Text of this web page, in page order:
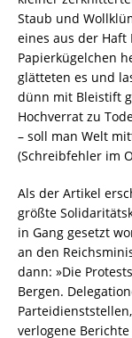
Staub und
eines aus der Haft
Papierkügelchen
glätteten es und
dünn mit Bleistift
Hochverrat zu
– soll man Welt
(Schreibfehler im
Als der Artikel
größte
in Gang gesetzt
an den
dann: »Die
Bergen.
verlogene